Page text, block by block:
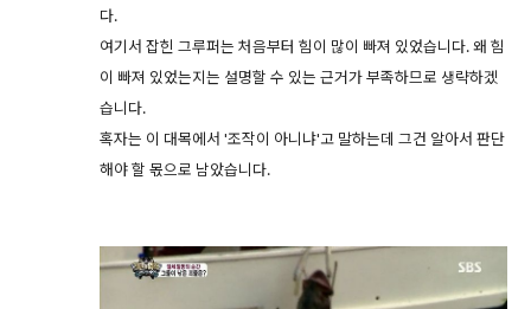
다.
여기서 잡힌 그루퍼는 처음부터 힘이 많이 빠져 있었습니다. 왜 힘
이 빠져 있었는지는 설명할 수 있는 근거가 부족하므로 생략하겠
습니다.
혹자는 이 대목에서 '조작이 아니냐'고 말하는데 그건 알아서 판단
해야 할 몫으로 남았습니다.